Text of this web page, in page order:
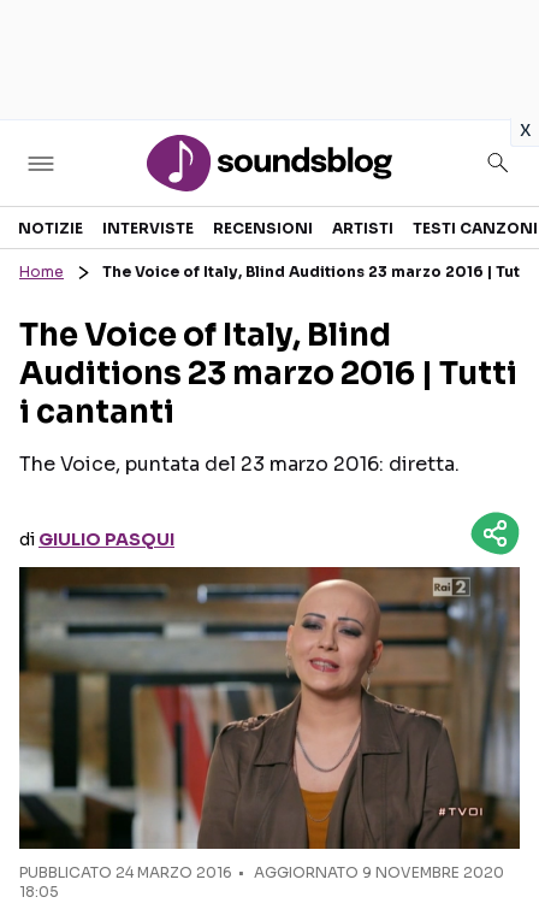
x
Sezioni
RECENSIONI MUSICALI
INTERVISTE
GOSSIP E CURIOSITÀ
TESTI CANZONI
TOUR ED EVENTI
Seguici sui social
NOTIZIE INTERVISTE RECENSIONI ARTISTI TESTI CANZONI
Home The Voice of Italy, Blind Auditions 23 marzo 2016 | Tutti
The Voice of Italy, Blind
Auditions 23 marzo 2016 | Tutti
i cantanti
The Voice, puntata del 23 marzo 2016: diretta.
di GIULIO PASQUI
PUBBLICATO 24 MARZO 2016
AGGIORNATO 9 NOVEMBRE 2020
18:05